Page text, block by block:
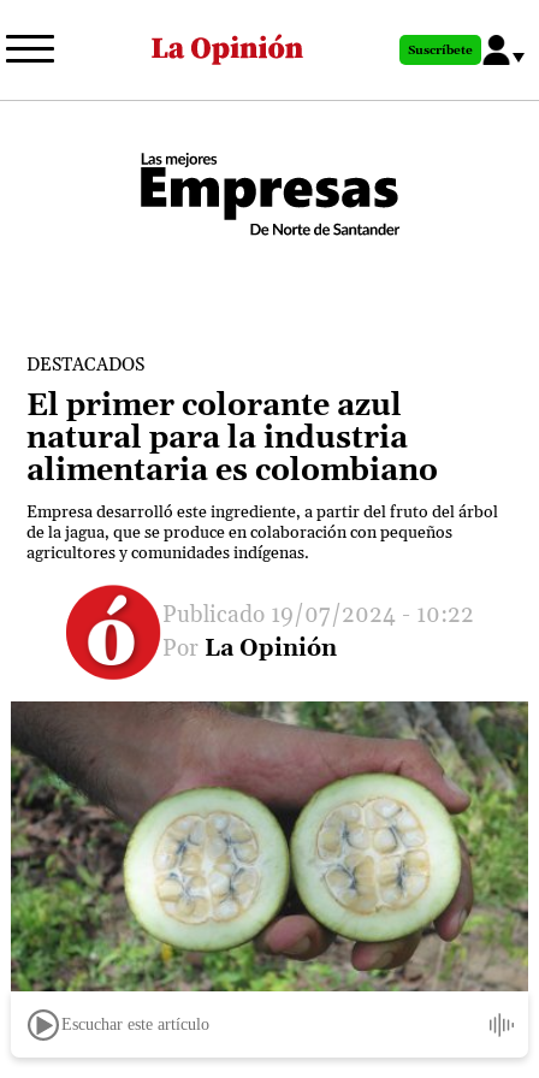
al
principal
Suscríbete
DESTACADOS
El primer colorante azul
natural para la industria
alimentaria es colombiano
Empresa desarrolló este ingrediente, a partir del fruto del árbol
de la jagua, que se produce en colaboración con pequeños
agricultores y comunidades indígenas.
19/07/2024 - 10:22
La Opinión
Escuchar este artículo